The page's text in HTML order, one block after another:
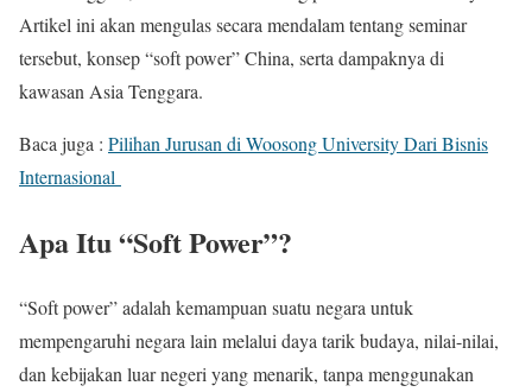
Artikel ini akan mengulas secara mendalam tentang seminar
tersebut, konsep “soft power” China, serta dampaknya di
kawasan Asia Tenggara.
Baca juga : Pilihan Jurusan di Woosong University Dari Bisnis
Internasional
Apa Itu “Soft Power”?
“Soft power” adalah kemampuan suatu negara untuk
mempengaruhi negara lain melalui daya tarik budaya, nilai-nilai,
dan kebijakan luar negeri yang menarik, tanpa menggunakan